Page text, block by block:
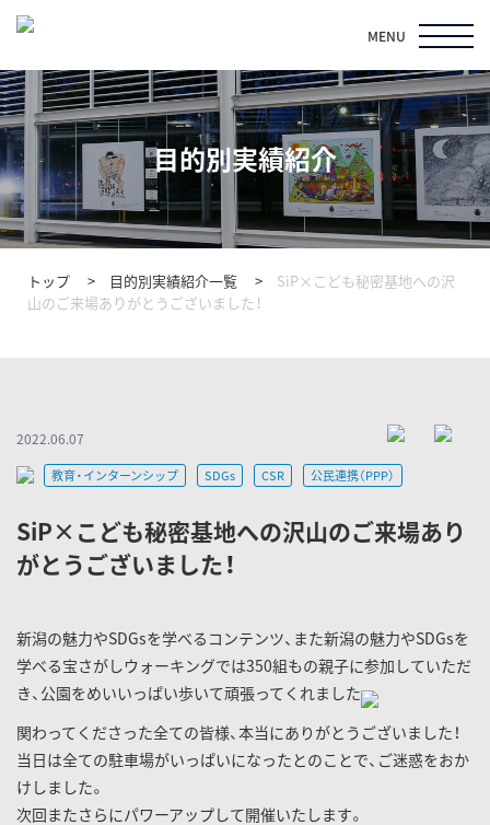
MENU
目的別実績紹介
トップ 目的別実績紹介一覧
SiP×こども秘密基地への沢
山のご来場ありがとうございました！
2022.06.07
教育・インターンシップ SDGs CSR 公民連携（PPP）
SiP×こども秘密基地への沢山のご来場あり
がとうございました！
新潟の魅力やSDGsを学べるコンテンツ、また新潟の魅力やSDGsを
学べる宝さがしウォーキングでは350組もの親子に参加していただ
き、公園をめいいっぱい歩いて頑張ってくれました
関わってくださった全ての皆様、本当にありがとうございました！
当日は全ての駐車場がいっぱいになったとのことで、ご迷惑をおか
けしました。
次回またさらにパワーアップして開催いたします。